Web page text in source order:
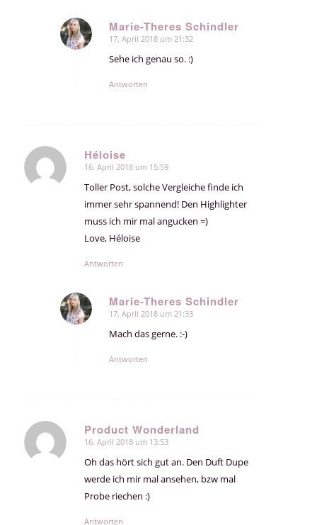
Marie-Theres Schindler
sagte:
17. April 2018 um 21:32
Sehe ich genau so. :)
Antworten
Héloise
sagte:
16. April 2018 um 15:59
Toller Post, solche Vergleiche finde ich
immer sehr spannend! Den Highlighter
muss ich mir mal angucken =)
Love, Héloise
Antworten
Marie-Theres Schindler
sagte:
17. April 2018 um 21:33
Mach das gerne. :-)
Antworten
Product Wonderland
sagte:
16. April 2018 um 13:53
Oh das hört sich gut an. Den Duft Dupe
werde ich mir mal ansehen, bzw mal
Probe riechen :)
Antworten